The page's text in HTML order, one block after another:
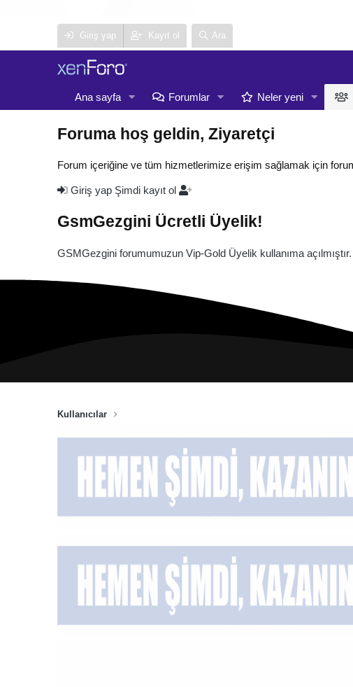
Giriş yap Kayıt ol Ara
Ana sayfa Forumlar Neler yeni
Foruma hoş geldin, Ziyaretçi
Forum içeriğine ve tüm hizmetlerimize erişim sağlamak için
Giriş yap Şimdi kayıt ol
GsmGezgini Ücretli Üyelik!
GSMGezgini forumumuzun Vip-Gold Üyelik kullanıma açılmıştır.
Kullanıcılar